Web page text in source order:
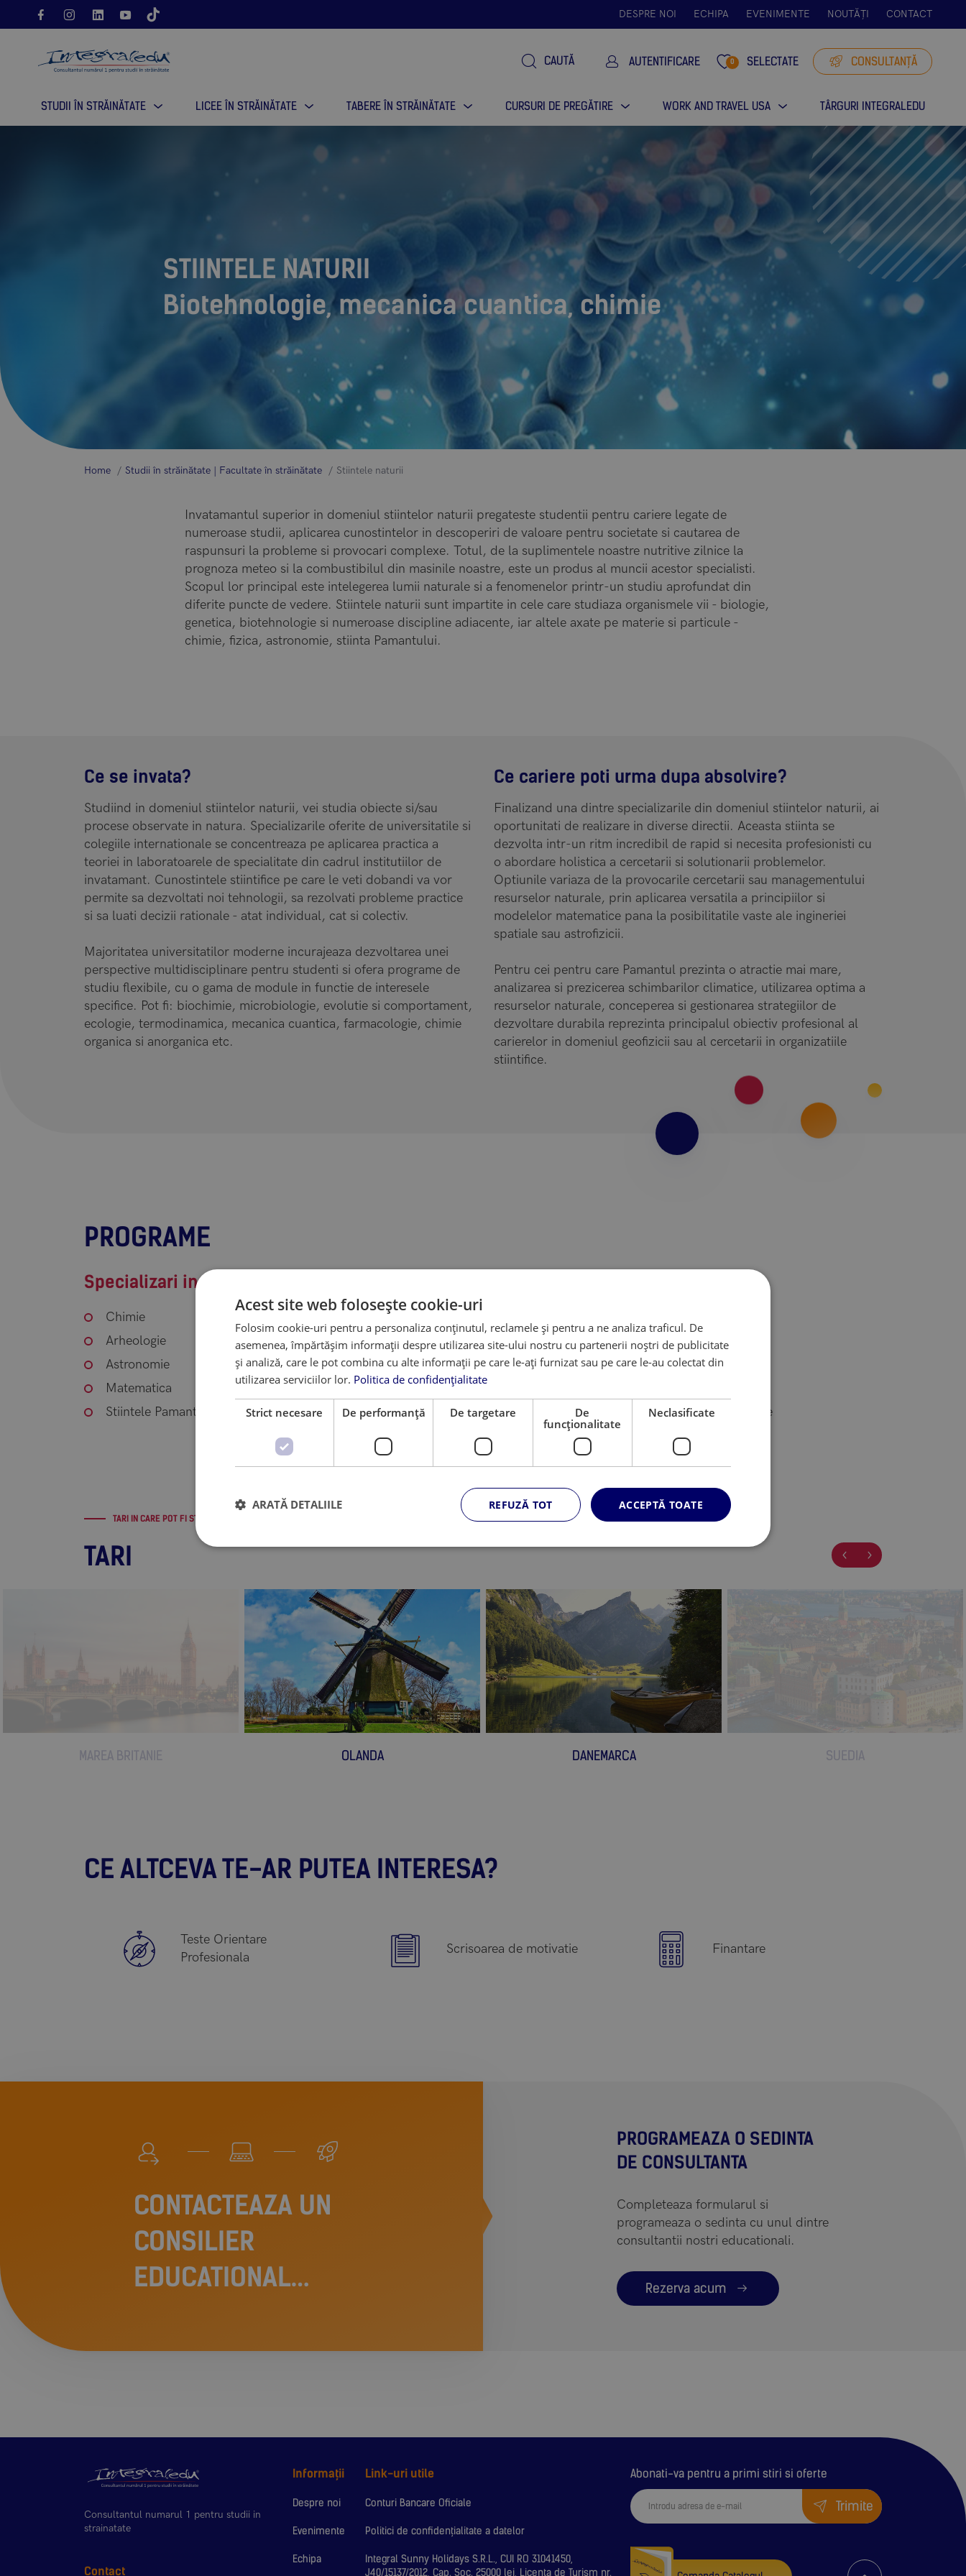
DESPRE NOI ECHIPA EVENIMENTE NOUTĂȚI CONTACT
CAUTĂ AUTENTIFICARE 0 SELECTATE CONSULTANȚĂ
STUDII ÎN STRĂINĂTATE LICEE ÎN STRĂINĂTATE TABERE ÎN STRĂINĂTATE CURSURI DE PREGĂTIRE WORK AND TRAVEL USA TÂRGURI INTEGRALEDU
STIINTELE NATURII
Biotehnologie, mecanica cuantica, chimie
Home Studii în străinătate | Facultate în străinătate Stiintele naturii
Invatamantul superior in domeniul stiintelor naturii pregateste studentii pentru cariere legate de
numeroase studii, aplicarea cunostintelor in descoperiri de valoare pentru societate si cautarea de
raspunsuri la probleme si provocari complexe. Totul, de la suplimentele noastre nutritive zilnice la
prognoza meteo si la combustibilul din masinile noastre, este un produs al muncii acestor specialisti.
Scopul lor principal este intelegerea lumii naturale si a fenomenelor printr-un studiu aprofundat din
diferite puncte de vedere. Stiintele naturii sunt impartite in cele care studiaza organismele vii - biologie,
genetica, biotehnologie si numeroase discipline adiacente, iar altele axate pe materie si particule -
chimie, fizica, astronomie, stiinta Pamantului.
Ce se invata?
Studiind in domeniul stiintelor naturii, vei studia obiecte si/sau
procese observate in natura. Specializarile oferite de universitatile si
colegiile internationale se concentreaza pe aplicarea practica a
teoriei in laboratoarele de specialitate din cadrul institutiilor de
invatamant. Cunostintele stiintifice pe care le veti dobandi va vor
permite sa dezvoltati noi tehnologii, sa rezolvati probleme practice
si sa luati decizii rationale - atat individual, cat si colectiv.
Majoritatea universitatilor moderne incurajeaza dezvoltarea unei
perspective multidisciplinare pentru studenti si ofera programe de
studiu flexibile, cu o gama de module in functie de interesele
specifice. Pot fi: biochimie, microbiologie, evolutie si comportament,
ecologie, termodinamica, mecanica cuantica, farmacologie, chimie
organica si anorganica etc.
Ce cariere poti urma dupa absolvire?
Finalizand una dintre specializarile din domeniul stiintelor naturii, ai
oportunitati de realizare in diverse directii. Aceasta stiinta se
dezvolta intr-un ritm incredibil de rapid si necesita profesionisti cu
o abordare holistica a cercetarii si solutionarii problemelor.
Optiunile variaza de la provocarile cercetarii sau managementului
resurselor naturale, prin aplicarea versatila a principiilor si
modelelor matematice pana la posibilitatile vaste ale ingineriei
spatiale sau astrofizicii.
Pentru cei pentru care Pamantul prezinta o atractie mai mare,
analizarea si prezicerea schimbarilor climatice, utilizarea optima a
resurselor naturale, conceperea si gestionarea strategiilor de
dezvoltare durabila reprezinta principalul obiectiv profesional al
carierelor in domeniul geofizicii sau al cercetarii in organizatiile
stiintifice.
PROGRAME
Specializari in stiintele naturii
Chimie
Arheologie
Astronomie
Matematica
Stiintele Pamantului
Stiinte maritime
Fizica
Stiintele mediului
Biologie marina
Geografie
Meteorologie
Geologie
Schimbarile climatice
TARI IN CARE POT FI STUDIATE PROGRAMELE DE STIINTELE NATURII
TARI
MAREA BRITANIE OLANDA DANEMARCA SUEDIA
CE ALTCEVA TE-AR PUTEA INTERESA?
Teste Orientare
Profesionala
Scrisoarea de motivatie Finantare
CONTACTEAZA UN
CONSILIER
EDUCATIONAL
PROGRAMEAZA O SEDINTA
DE CONSULTANTA
Completeaza formularul si
programeaza o sedinta cu unul dintre
consultantii nostri educationali.
Rezerva acum
Consultantul numarul 1 pentru studii in
strainatate
Contact
Informații
Despre noi
Evenimente
Echipa
Link-uri utile
Conturi Bancare Oficiale
Politici de confidențialitate a datelor
Integral Sunny Holidays S.R.L., CUI RO 31041450,
J40/15137/2012, Cap. Soc. 25000 lei, Licenta de Turism nr.
Abonati-va pentru a primi stiri si oferte
Trimite
Acest site web folosește cookie-uri
Folosim cookie-uri pentru a personaliza conținutul, reclamele și pentru a ne analiza traficul. De
asemenea, împărtășim informații despre utilizarea site-ului nostru cu partenerii noștri de publicitate
și analiză, care le pot combina cu alte informații pe care le-ați furnizat sau pe care le-au colectat din
utilizarea serviciilor lor. Politica de confidențialitate
Strict necesare De performanță De targetare
De
funcţionalitate
Neclasificate
ACCEPTĂ TOATE
REFUZĂ TOT
ARATĂ DETALIILE